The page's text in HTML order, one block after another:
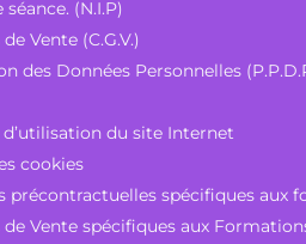
(N.I.P)
Vente (C.G.V.)
des Données Personnelles
du site Internet
cookies
précontractuelles spécifiques aux
Vente spécifiques aux